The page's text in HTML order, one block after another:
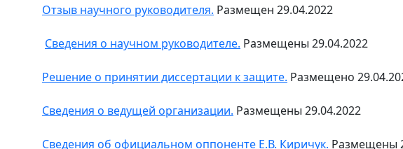
Отзыв научного руководителя. Размещен 29.04.2022
Сведения о научном руководителе. Размещены 29.04.2022
Решение о принятии диссертации к защите. Размещено
Сведения о ведущей организации. Размещены 29.04.2022
Сведения об официальном оппоненте Е.В. Киричук. Размещены